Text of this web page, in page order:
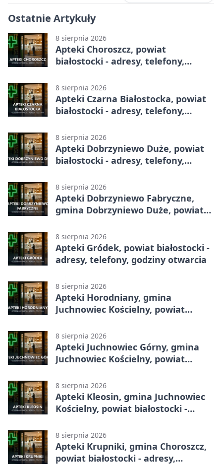
Ostatnie Artykuły
8 sierpnia 2026
Apteki Choroszcz, powiat
białostocki - adresy, telefony,
8 sierpnia 2026
Apteki Czarna Białostocka, powiat
białostocki - adresy, telefony,
8 sierpnia 2026
Apteki Dobrzyniewo Duże, powiat
białostocki - adresy, telefony,
8 sierpnia 2026
Apteki Dobrzyniewo Fabryczne,
gmina Dobrzyniewo Duże, powiat
godziny otwarcia
8 sierpnia 2026
Apteki Gródek, powiat białostocki -
adresy, telefony, godziny otwarcia
8 sierpnia 2026
Apteki Horodniany, gmina
Juchnowiec Kościelny, powiat
godziny otwarcia
8 sierpnia 2026
Apteki Juchnowiec Górny, gmina
Juchnowiec Kościelny, powiat
godziny otwarcia
8 sierpnia 2026
Apteki Kleosin, gmina Juchnowiec
Kościelny, powiat białostocki -
8 sierpnia 2026
Apteki Krupniki, gmina Choroszcz,
powiat białostocki - adresy,